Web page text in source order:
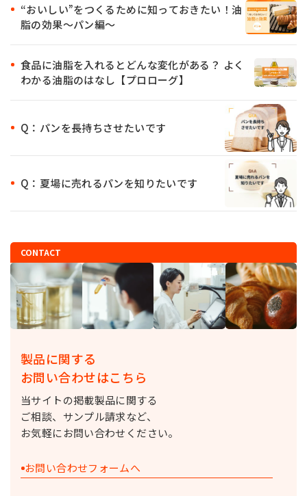
“おいしい”をつくるために知っておきたい！油
脂の効果〜パン編〜
食品に油脂を入れるとどんな変化がある？ よく
わかる油脂のはなし【プロローグ】
Q：パンを長持ちさせたいです
Q：夏場に売れるパンを知りたいです
CONTACT
製品に関する
お問い合わせはこちら
当サイトの掲載製品に関する
ご相談、サンプル請求など、
お気軽にお問い合わせください。
お問い合わせフォームへ